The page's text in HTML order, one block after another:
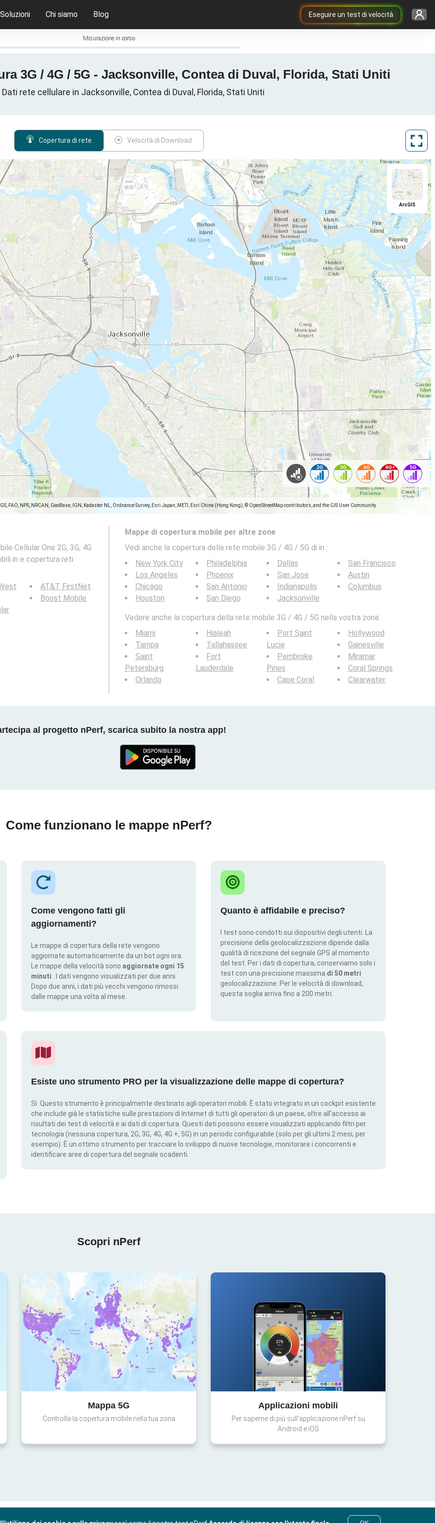
Eseguire un test di velocità
Soluzioni Chi siamo Blog
Misurazione in corso
3G / 4G / 5G - Jacksonville, Contea di Duval, Florida, Stati Uniti
Dati rete cellulare in Jacksonville, Contea di Duval, Florida, Stati Uniti
Copertura di rete Velocità di Download
FAO, NPS, NRCAN, GeoBase, IGN, Kadaster NL, Ordnance Survey, Esri Japan, METI, Esri China (Hong Kong), © OpenStreetMap contributors, and the GIS User Community
ArcGIS
Cellular One 2G, 3G, 4G
in e copertura reti
AT&T FirstNet
Boost Mobile
Mappe di copertura mobile per altre zone
Vedi anche la copertura della rete mobile 3G / 4G / 5G di in :
New York City
Los Angeles
Chicago
Houston
Philadelphia
Phoenix
San Antonio
San Diego
Dallas
San Jose
Indianapolis
Jacksonville
San Francisco
Austin
Columbus
Vedere anche la copertura della rete mobile 3G / 4G / 5G nella vostra zona:
Miami
Tampa
Saint
Petersburg
Orlando
Hialeah
Tallahassee
Fort
Lauderdale
Port Saint
Lucie
Pembroke
Pines
Cape Coral
Hollywood
Gainesville
Miramar
Coral Springs
Clearwater
al progetto nPerf, scarica subito la nostra app!
Come funzionano le mappe nPerf?
Come vengono fatti gli
aggiornamenti?
Le mappe di copertura della rete vengono
aggiornate automaticamente da un bot ogni ora.
Le mappe della velocità sono aggiornate ogni 15
minuti
. I dati vengono visualizzati per due anni.
Dopo due anni, i dati più vecchi vengono rimossi
dalle mappe una volta al mese.
Quanto è affidabile e preciso?
I test sono condotti sui dispositivi degli utenti. La
precisione della geolocalizzazione dipende dalla
qualità di ricezione del segnale GPS al momento
del test. Per i dati di copertura, conserviamo solo i
test con una precisione massima di 50 metri
geolocalizzazione. Per le velocità di download,
questa soglia arriva fino a 200 metri.
Esiste uno strumento PRO per la visualizzazione delle mappe di copertura?
Sì. Questo strumento è principalmente destinato agli operatori mobili. È stato integrato in un cockpit esistente
che include già le statistiche sulle prestazioni di Internet di tutti gli operatori di un paese, oltre all'accesso ai
risultati dei test di velocità e ai dati di copertura. Questi dati possono essere visualizzati applicando filtri per
tecnologia (nessuna copertura, 2G, 3G, 4G, 4G +, 5G) in un periodo configurabile (solo per gli ultimi 2 mesi, per
esempio). È un ottimo strumento per tracciare lo sviluppo di nuove tecnologie, monitorare i concorrenti e
identificare aree di copertura del segnale scadenti.
Scopri nPerf
Mappa 5G
Controlla la copertura mobile nella tua zona
Applicazioni mobili
Per saperne di più sull'applicazione nPerf su
Android e iOS